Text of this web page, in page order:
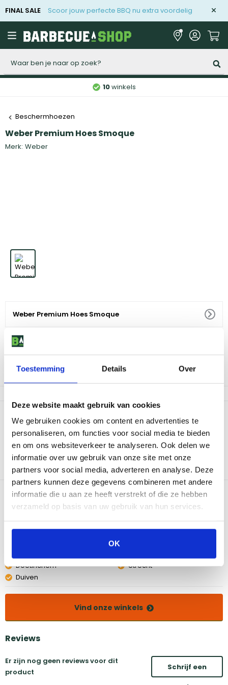
Toestemming Details Over
Deze website maakt gebruik van cookies
We gebruiken cookies om content en advertenties te
personaliseren, om functies voor social media te bieden
en om ons websiteverkeer te analyseren. Ook delen we
informatie over uw gebruik van onze site met onze
partners voor social media, adverteren en analyse. Deze
partners kunnen deze gegevens combineren met andere
informatie die u aan ze heeft verstrekt of die ze hebben
verzameld op basis van uw gebruik van hun services.
OK
FINAL SALE Scoor jouw perfecte BBQ nu extra voordelig
10winkels
Beschermhoezen
Weber Premium Hoes Smoque
Merk: Weber
Weber Premium Hoes Smoque
64,
Af te halen in 9 winkels
De hoes is lichtgewicht, UV resistent, waterproof, ademend en
heeft diverse geavanceerde bevestigingsmogelijkheden.
Gemaakt van 100% gerecycleerd PET plastic materials (met
uitzondering van bevestigingsriemen).
Bekijk dit product in onze winkels
Amsterdam
Doetinchem
Duiven
Eindhoven
Utrecht
Vind onze winkels
Reviews
Er zijn nog geen reviews voor dit
product
Schrijf een